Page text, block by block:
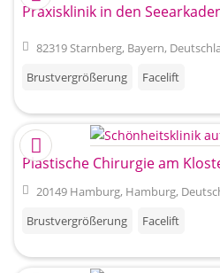
Praxisklinik in den
82319 Starnberg, Bayern,
Brustvergrößerung
Facelift
Plastische Chirurgie am
20149 Hamburg, Hamburg,
Brustvergrößerung
Facelift